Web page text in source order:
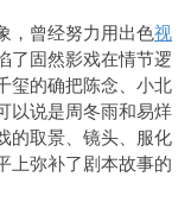
，曾经努力用出色视
了固然影戏在情节逻
玺的确把陈念、小北
以说是周冬雨和易烊
的取景、镜头、服化
上弥补了剧本故事的